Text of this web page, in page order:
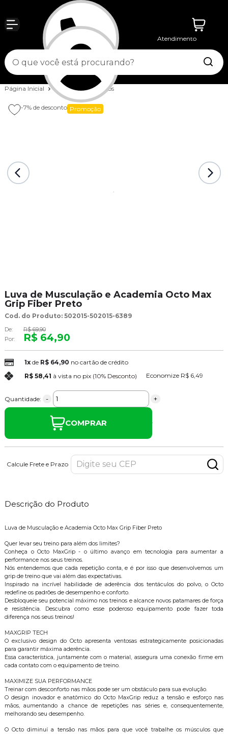
Atendimento
Página Inicial Fitness Acessórios
-7% de desconto Promoção
Luva de Musculação e Academia Octo Max
Grip Fiber Preto
Cod. do Produto: 502015-502015-6389
De:
R$ 69,90
Por:
R$ 64,90
1xde R$ 64,90 no cartão de crédito
R$ 58,41 à vista no pix (10% Desconto) Economize R$ 6,49
Quantidade: - +
COMPRAR
Calcule Frete e Prazo
Descrição do Produto
Luva de Musculação e Academia Octo Max Grip Fiber Preto
Quer levar seu treino para além dos limites?
Conheça o Octo MaxGrip - o último avanço em tecnologia para aumentar a
performance nos seus treinos.
Nós entendemos que cada repetição conta, e é por isso que desenvolvemos um
grip de treino que vai além das expectativas.
Inspirado na incrível habilidade de aderência dos tentáculos do polvo, o Octo
redefine os padrões de desempenho e conforto.
Desbloqueie seu potencial máximo nos treinos e alcance novos patamares de força
e resistência. Descubra como esse poderoso equipamento pode fazer toda
diferença nos seus treinos!
MAXGRIP TECH
O exclusivo design do Octo apresenta ventosas estrategicamente posicionadas
para garantir máxima aderência.
Essa característica, juntamente com o material, assegura uma conexão firme em
cada contato com o equipamento de treino.
MAXIMIZE SUA PERFORMANCE
Treinar com desconforto nas mãos pode ser um obstáculo para sua evolução.
O design inovador e anatômico do Octo MaxGrip reduz a tensão e esforço nas
mãos, aumentando a chance de repetições nas séries e, consequentemente,
melhorando seu desempenho.
O Octo diminuí a tensão nas mãos para que você trabalhe os músculos que